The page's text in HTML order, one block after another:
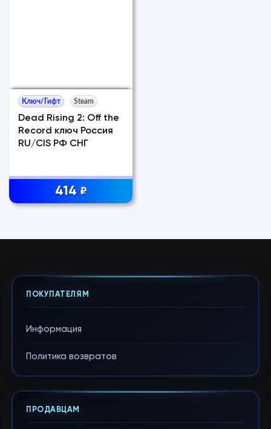
Ключ/Гифт Steam
Dead Rising 2: Off the
Record ключ Россия
RU/CIS РФ СНГ
414 ₽
ПОКУПАТЕЛЯМ
Информация
Политика возвратов
ПРОДАВЦАМ